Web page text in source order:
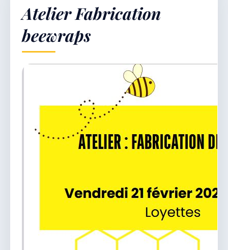
Démarches & Vie pratique
Vie locale & Associations
Découvrir la commune
VENDREDI 7 AOÛT 2026
Secrétariat ouvert
Lundi, mardi, jeudi, vendredi de 8h30 à 12h et
après-midi sur rendez-vous. Samedi sur rendez-
vous.
Atelier Fabrication
beewraps